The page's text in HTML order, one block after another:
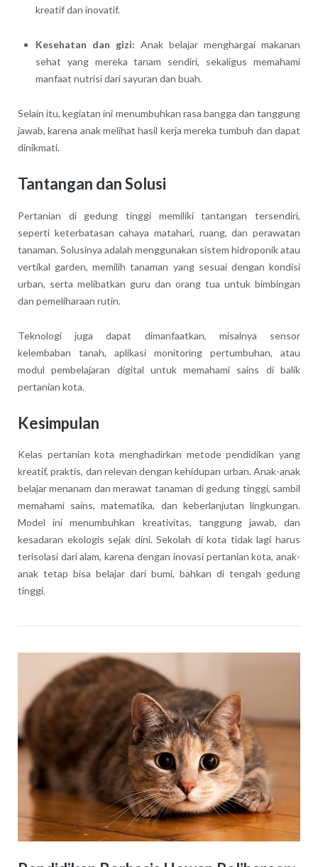
kreatif dan inovatif.
Kesehatan dan gizi: Anak belajar menghargai makanan
sehat yang mereka tanam sendiri, sekaligus memahami
manfaat nutrisi dari sayuran dan buah.
Selain itu, kegiatan ini menumbuhkan rasa bangga dan tanggung
jawab, karena anak melihat hasil kerja mereka tumbuh dan dapat
dinikmati.
Tantangan dan Solusi
Pertanian di gedung tinggi memiliki tantangan tersendiri,
seperti keterbatasan cahaya matahari, ruang, dan perawatan
tanaman. Solusinya adalah menggunakan sistem hidroponik atau
vertikal garden, memilih tanaman yang sesuai dengan kondisi
urban, serta melibatkan guru dan orang tua untuk bimbingan
dan pemeliharaan rutin.
Teknologi juga dapat dimanfaatkan, misalnya sensor
kelembaban tanah, aplikasi monitoring pertumbuhan, atau
modul pembelajaran digital untuk memahami sains di balik
pertanian kota.
Kesimpulan
Kelas pertanian kota menghadirkan metode pendidikan yang
kreatif, praktis, dan relevan dengan kehidupan urban. Anak-anak
belajar menanam dan merawat tanaman di gedung tinggi, sambil
memahami sains, matematika, dan keberlanjutan lingkungan.
Model ini menumbuhkan kreativitas, tanggung jawab, dan
kesadaran ekologis sejak dini. Sekolah di kota tidak lagi harus
terisolasi dari alam, karena dengan inovasi pertanian kota, anak-
anak tetap bisa belajar dari bumi, bahkan di tengah gedung
tinggi.